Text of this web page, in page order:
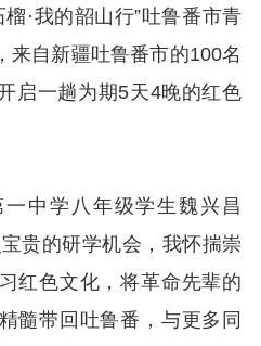
·我的韶山行”吐鲁番市青
来自新疆吐鲁番市的100名
启一趟为期5天4晚的红色
中学八年级学生魏兴昌
贵的研学机会，我怀揣崇
红色文化，将革命先辈的
髓带回吐鲁番，与更多同